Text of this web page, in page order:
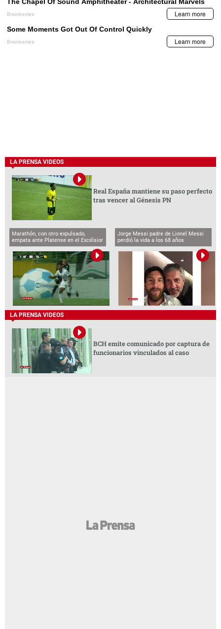
LA PRENSA VIDEOS
Real España mantiene su paso perfecto
tras vencer al Génesis PN
Marathón, con otro expulsado,
empata ante Platense en el Excélsior
Jorge Messi padre de Lionel Messi
perdió la vida a los 68 años
LA PRENSA VIDEOS
BCH emite comunicado por captura de
funcionarios vinculados al caso